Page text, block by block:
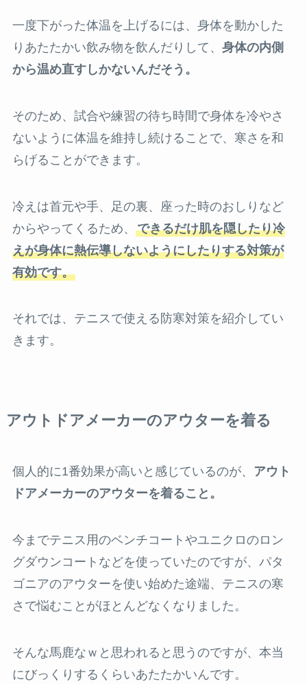
一度下がった体温を上げるには、身体を動かした
りあたたかい飲み物を飲んだりして、 身体の内側
から温め直すしかないんだそう。
そのため、試合や練習の待ち時間で身体を冷やさ
ないように体温を維持し続けることで、寒さを和
らげることができます。
冷えは首元や手、足の裏、座った時のおしりなど
からやってくるため、 できるだけ肌を隠したり冷
えが身体に熱伝導しないようにしたりする対策が
有効です。
それでは、テニスで使える防寒対策を紹介してい
きます。
アウトドアメーカーのアウターを着る
個人的に1番効果が高いと感じているのが、 アウト
ドアメーカーのアウターを着ること。
今までテニス用のベンチコートやユニクロのロン
グダウンコートなどを使っていたのですが、パタ
ゴニアのアウターを使い始めた途端、テニスの寒
さで悩むことがほとんどなくなりました。
そんな馬鹿なｗと思われると思うのですが、本当
にびっくりするくらいあたたかいんです。